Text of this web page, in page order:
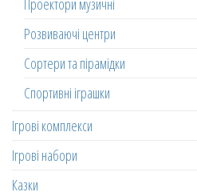
Проектори музичні
Розвиваючі центри
Сортери та пірамідки
Спортивні іграшки
Ігрові комплекси
Ігрові набори
Казки